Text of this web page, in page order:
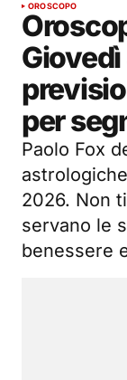
OROSCOPO
per
Paolo Fox
2026. Non
servano le
benessere